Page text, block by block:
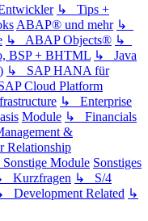
↳ Tips +
ABAP® und mehr ↳
↳ ABAP Objects® ↳
BSP + BHTML ↳ Java
↳ SAP HANA für
Cloud Platform
↳ Enterprise
Module ↳ Financials
&
Module Sonstiges
Kurzfragen ↳ S/4
Development Related ↳